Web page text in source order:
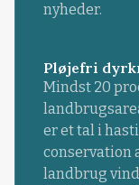
nyheder.
Pløjefri
Mindst 20
er et tal i
conservation
landbrug